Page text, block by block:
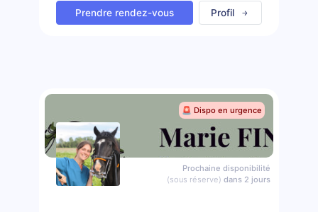
Prendre rendez-vous Profil
🚨 Dispo en urgence
Prochaine disponibilité
(sous réserve) dans 2 jours